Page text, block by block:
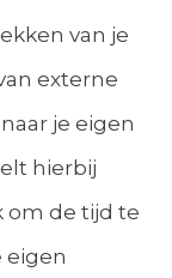
van je
externe
je eigen
hierbij
om de tijd te
eigen